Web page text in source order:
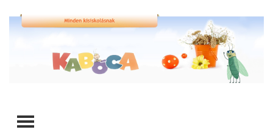
TOGGLE MENU